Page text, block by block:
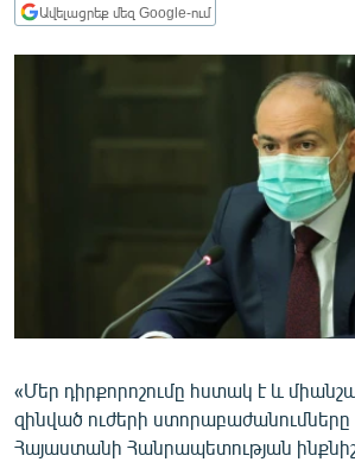
ՊԱՏԵՐԱԶՄԻ 6 ՇԱԲԱԹՆԵՐԸ
ՏԱՐԱԾԱՇՐՋԱՆ
ՄԵԿՆԱԲԱՆՈՒԹՅՈՒՆ
ԿՈՐՈՆԱՎԻՐՈՒՍ
ՏԵՍԱՆՅՈՒԹԵՐ
ԲԱՆԱՎԵՃ
Ավելացրեք մեզ Google-ում
«Մեր դիրքորոշումը հստակ է և
զինված ուժերի ստորաբաժանումները
Հայաստանի Հանրապետության